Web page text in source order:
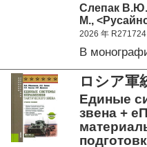
Слепак В.Ю.
М.,
2026 年 R271724
В
ロシア軍
Единые
звена +